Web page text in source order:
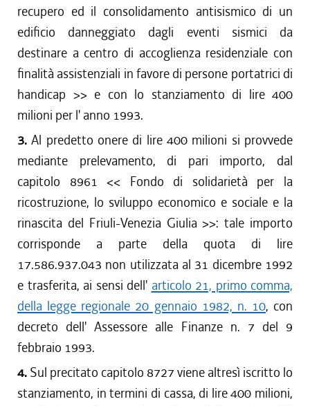
recupero ed il consolidamento antisismico di un
edificio danneggiato dagli eventi sismici da
destinare a centro di accoglienza residenziale con
finalità assistenziali in favore di persone portatrici di
handicap >> e con lo stanziamento di lire 400
milioni per l' anno 1993.
3. Al predetto onere di lire 400 milioni si provvede
mediante prelevamento, di pari importo, dal
capitolo 8961 << Fondo di solidarietà per la
ricostruzione, lo sviluppo economico e sociale e la
rinascita del Friuli-Venezia Giulia >>: tale importo
corrisponde a parte della quota di lire
17.586.937.043 non utilizzata al 31 dicembre 1992
e trasferita, ai sensi dell' articolo 21, primo comma,
della legge regionale 20 gennaio 1982, n. 10, con
decreto dell' Assessore alle Finanze n. 7 del 9
febbraio 1993.
4. Sul precitato capitolo 8727 viene altresì iscritto lo
stanziamento, in termini di cassa, di lire 400 milioni,